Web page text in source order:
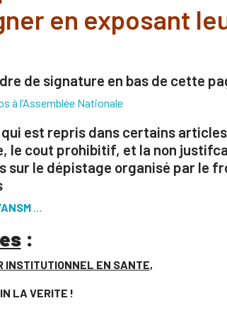
en exposant
de signature en bas de cette
à l’Assemblée Nationale
est repris dans certains
le cout prohibitif, et la non
sur le dépistage organisé par le
…
:
INSTITUTIONNEL EN SANTE,
LA VERITE !